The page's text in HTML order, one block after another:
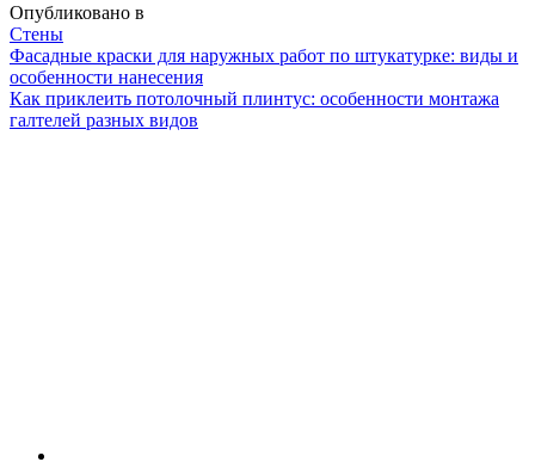
Опубликовано в
Стены
Навигация
Фасадные краски для наружных работ по штукатурке: виды и
особенности нанесения
Как приклеить потолочный плинтус: особенности монтажа
галтелей разных видов